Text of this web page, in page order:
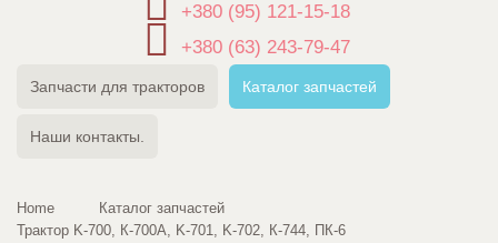
+380 (95) 121-15-18
+380 (63) 243-79-47
Запчасти для тракторов Каталог запчастей
Наши контакты.
Home
Каталог запчастей
Трактор K-700, К-700А, K-701, K-702, К-744, ПК-6